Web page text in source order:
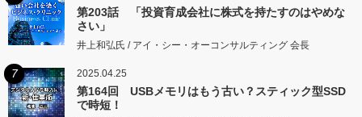
第203話 「投資育成会社に株式を持たすのはやめな
さい」
井上和弘氏 / アイ・シー・オーコンサルティング 会長
7 2025.04.25
第164回 USBメモリはもう古い？スティック型SSD
で時短！